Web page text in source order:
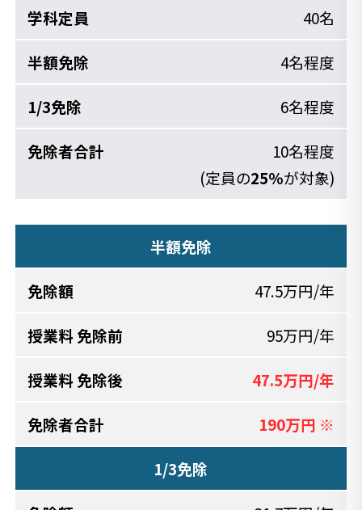
40名
4名程度
6名程度
10名程度
(定員の25％が対象)
半額免除
47.5万円/年
95万円/年
47.5万円/年
190万円 ※
1/3免除